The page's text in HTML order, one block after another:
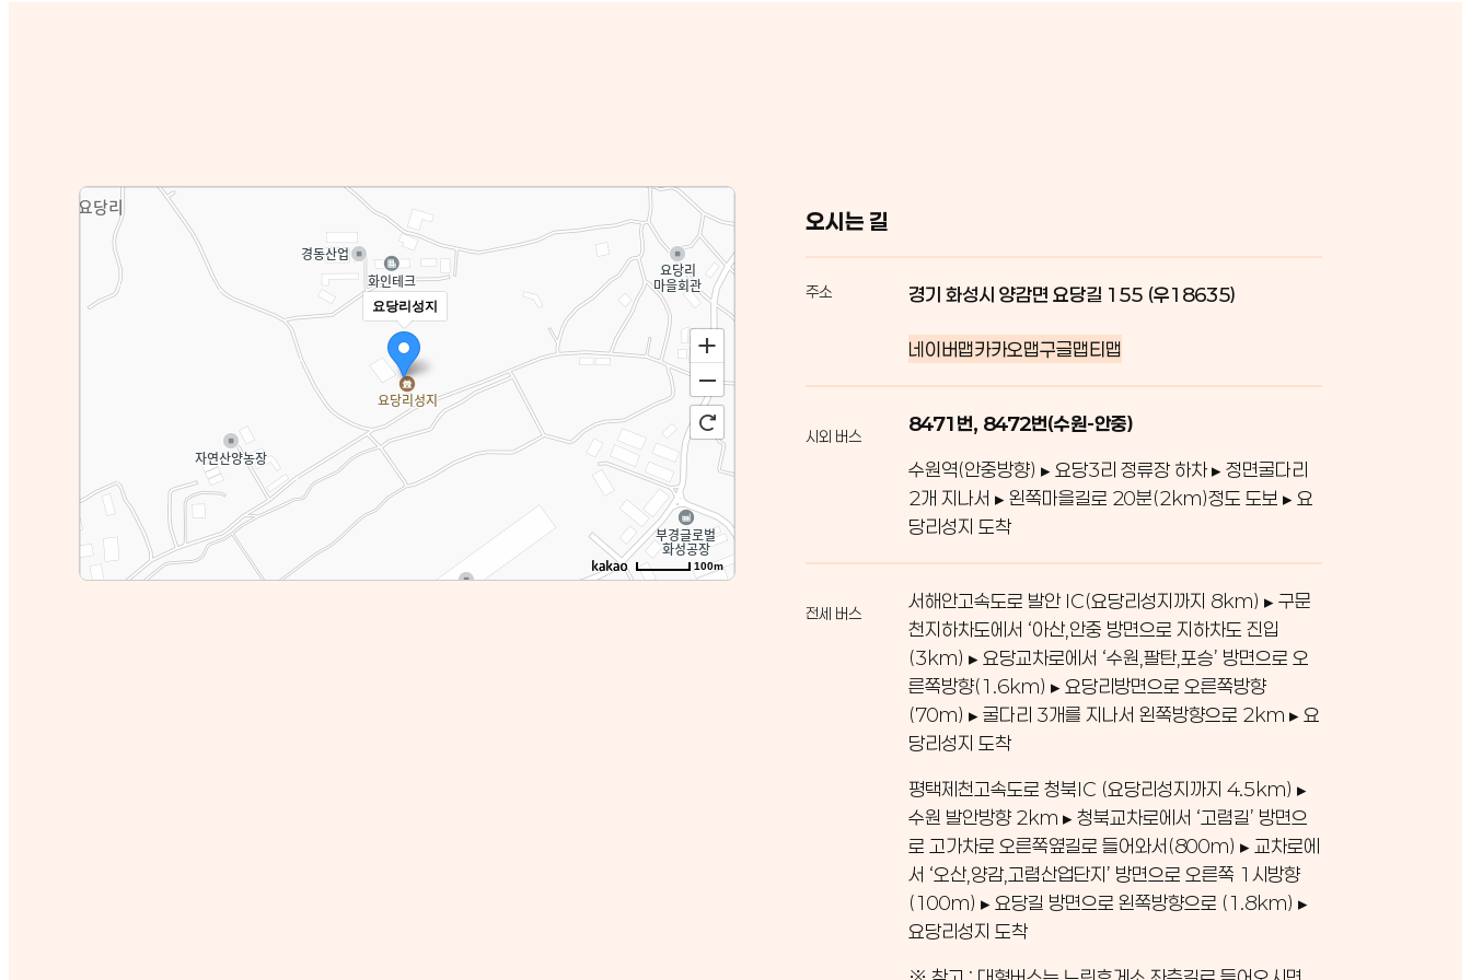
요당리성지
100m
오시는 길
주소 경기 화성시 양감면 요당길 155 (우18635)
네이버맵카카오맵구글맵티맵
시외 버스
8471번, 8472번(수원-안중)
수원역(안중방향) ▸ 요당3리 정류장 하차 ▸ 정면굴다리
2개 지나서 ▸ 왼쪽마을길로 20분(2km)정도 도보 ▸ 요
당리성지 도착
전세 버스
서해안고속도로 발안 IC(요당리성지까지 8km) ▸ 구문
천지하차도에서 ‘아산,안중 방면으로 지하차도 진입
(3km) ▸ 요당교차로에서 ‘수원,팔탄,포승’ 방면으로 오
른쪽방향(1.6km) ▸ 요당리방면으로 오른쪽방향
(70m) ▸ 굴다리 3개를 지나서 왼쪽방향으로 2km ▸ 요
당리성지 도착
평택제천고속도로 청북IC (요당리성지까지 4.5km) ▸
수원 발안방향 2km ▸ 청북교차로에서 ‘고렴길’ 방면으
로 고가차로 오른쪽옆길로 들어와서(800m) ▸ 교차로에
서 ‘오산,양감,고렴산업단지’ 방면으로 오른쪽 1시방향
(100m) ▸ 요당길 방면으로 왼쪽방향으로 (1.8km) ▸
요당리성지 도착